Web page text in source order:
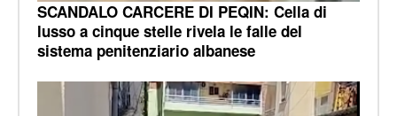
SCANDALO CARCERE DI PEQIN: Cella di
lusso a cinque stelle rivela le falle del
sistema penitenziario albanese